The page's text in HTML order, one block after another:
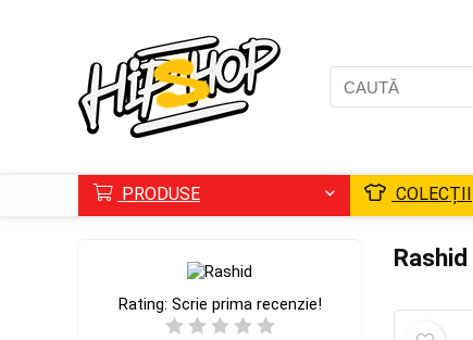
PRODUSE COLECȚII
Rashid
Rating: Scrie prima recenzie!